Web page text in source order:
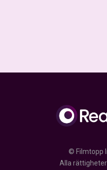
© Filmtopp
Alla